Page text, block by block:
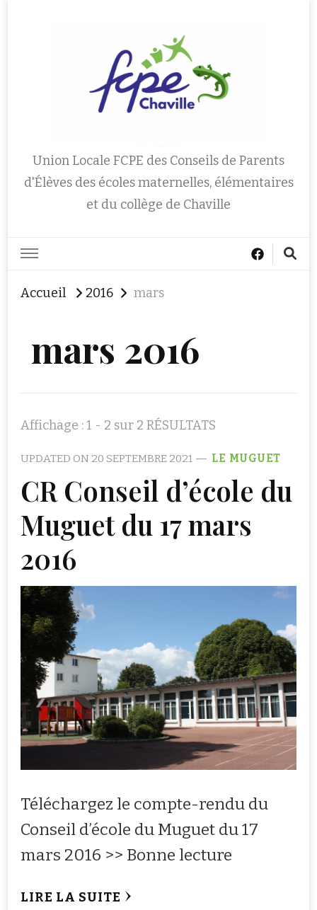
Union Locale FCPE des Conseils de Parents
d'Élèves des écoles maternelles, élémentaires
et du collège de Chaville
Accueil 2016 mars
mars 2016
Affichage : 1 - 2 sur 2 RÉSULTATS
UPDATED ON 20 SEPTEMBRE 2021 LE MUGUET
CR Conseil d’école du
Muguet du 17 mars
2016
Téléchargez le compte-rendu du
Conseil d’école du Muguet du 17
mars 2016 >> Bonne lecture
LIRE LA SUITE